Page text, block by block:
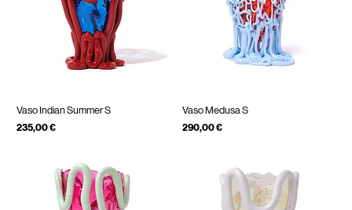
Vaso Indian Summer S
Prezzo
235,00 €
Vaso Medusa S
Prezzo
290,00 €